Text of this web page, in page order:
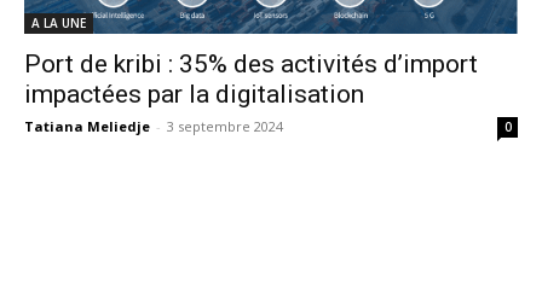
A LA UNE
Port de kribi : 35% des activités d’import
impactées par la digitalisation
Tatiana Meliedje - 3 septembre 2024 0